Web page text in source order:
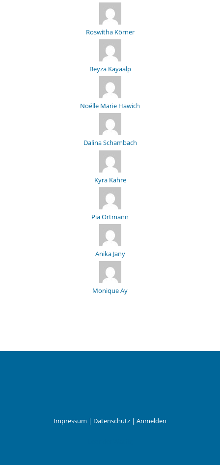
Roswitha Körner
Beyza Kayaalp
Noélle Marie Hawich
Dalina Schambach
Kyra Kahre
Pia Ortmann
Anika Jany
Monique Ay
Impressum | Datenschutz | Anmelden